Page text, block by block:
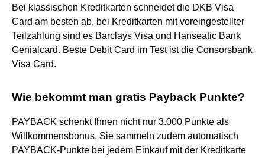
Bei klassischen Kreditkarten schneidet die DKB Visa
Card am besten ab, bei Kreditkarten mit voreingestellter
Teilzahlung sind es Barclays Visa und Hanseatic Bank
Genialcard. Beste Debit Card im Test ist die Consorsbank
Visa Card.
Wie bekommt man gratis Payback Punkte?
PAYBACK schenkt Ihnen nicht nur 3.000 Punkte als
Willkommensbonus, Sie sammeln zudem automatisch
PAYBACK-Punkte bei jedem Einkauf mit der Kreditkarte